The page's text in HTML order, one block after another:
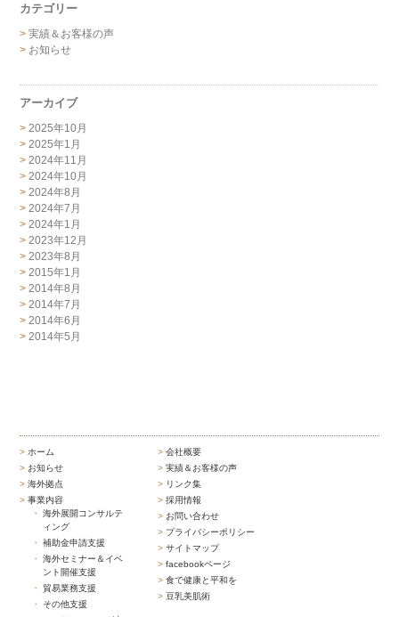
カテゴリー
実績＆お客様の声
お知らせ
アーカイブ
2025年10月
2025年1月
2024年11月
2024年10月
2024年8月
2024年7月
2024年1月
2023年12月
2023年8月
2015年1月
2014年8月
2014年7月
2014年6月
2014年5月
ホーム
お知らせ
海外拠点
事業内容
海外展開コンサルテ
ィング
補助金申請支援
海外セミナー＆イベ
ント開催支援
貿易業務支援
その他支援
会社概要
実績＆お客様の声
リンク集
採用情報
お問い合わせ
プライバシーポリシー
サイトマップ
facebookページ
食で健康と平和を
豆乳美肌術